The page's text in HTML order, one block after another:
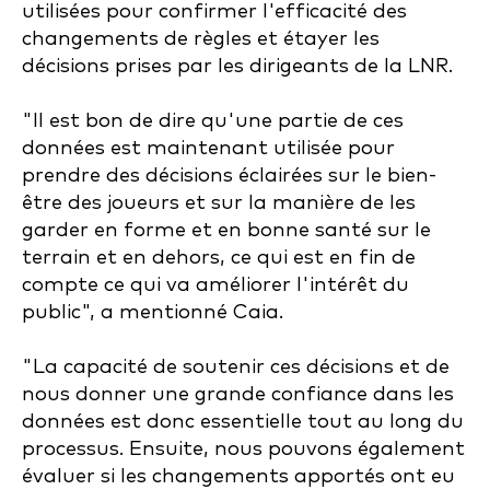
utilisées pour confirmer l'efficacité des
changements de règles et étayer les
décisions prises par les dirigeants de la LNR.
"Il est bon de dire qu'une partie de ces
données est maintenant utilisée pour
prendre des décisions éclairées sur le bien-
être des joueurs et sur la manière de les
garder en forme et en bonne santé sur le
terrain et en dehors, ce qui est en fin de
compte ce qui va améliorer l'intérêt du
public", a mentionné Caia.
"La capacité de soutenir ces décisions et de
nous donner une grande confiance dans les
données est donc essentielle tout au long du
processus. Ensuite, nous pouvons également
évaluer si les changements apportés ont eu